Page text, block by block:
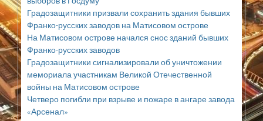
р
ж
а
и
ю
Градозащитники призвали сохранить здания бывших
Франко-русских заводов на Матисовом острове
На Матисовом острове начался снос зданий бывших
Франко-русских заводов
Градозащитники сигнализировали об уничтожении
мемориала участникам Великой Отечественной
войны на Матисовом острове
Четверо погибли при взрыве и пожаре в ангаре завода
«Арсенал»